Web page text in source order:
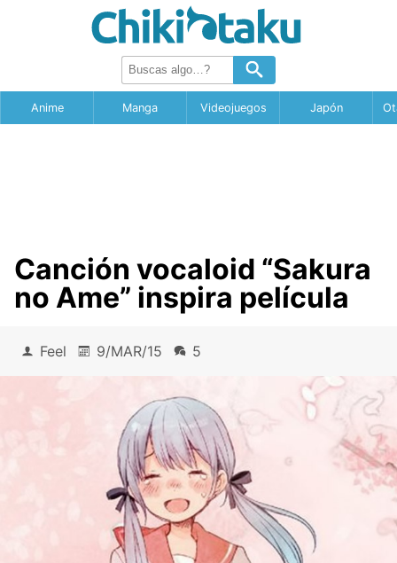
Anime Manga Videojuegos Japón
Canción vocaloid “Sakura
no Ame” inspira película
Feel 9/MAR/15 5